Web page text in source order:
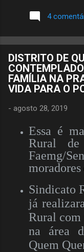
4
DISTRITO DE
FAMÍLIA NA
VIDA PARA O
- agosto 28, 2019
Essa é
Rural de
Faemg/
Sindicato
já
Rural com
na área
Quem